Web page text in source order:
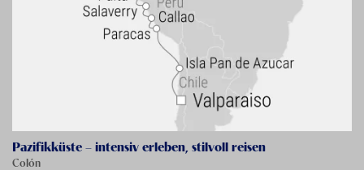
Pazifikküste – intensiv erleben, stilvoll reisen
Colón